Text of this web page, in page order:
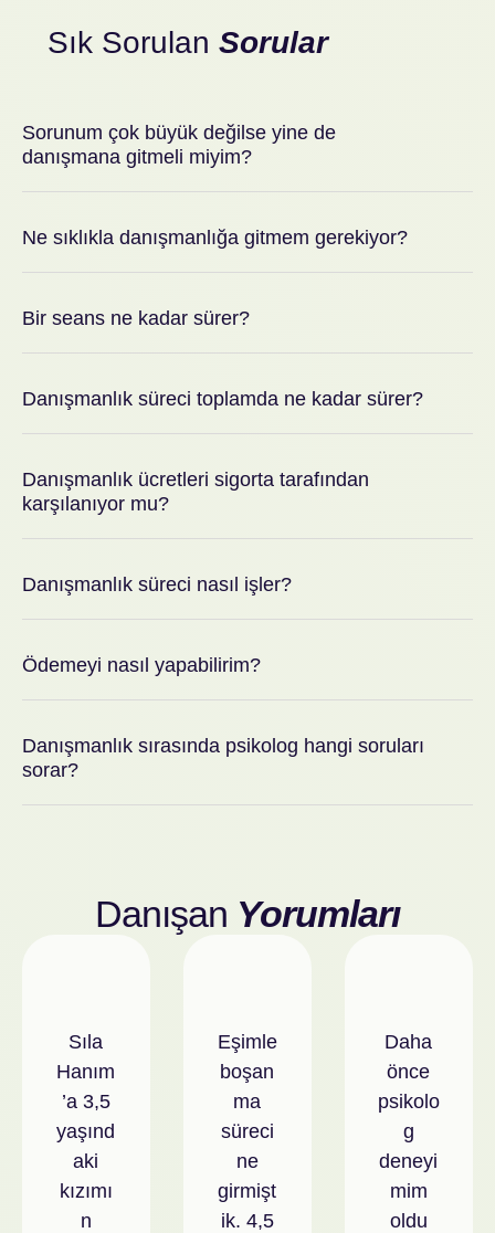
Sık Sorulan Sorular
Sorunum çok büyük değilse yine de
danışmana gitmeli miyim?
Ne sıklıkla danışmanlığa gitmem gerekiyor?
Bir seans ne kadar sürer?
Danışmanlık süreci toplamda ne kadar sürer?
Danışmanlık ücretleri sigorta tarafından
karşılanıyor mu?
Danışmanlık süreci nasıl işler?
Ödemeyi nasıl yapabilirim?
Danışmanlık sırasında psikolog hangi soruları
sorar?
Danışan Yorumları
Sıla
Hanım
’a 3,5
yaşınd
aki
kızımı
n
Eşimle
boşan
ma
süreci
ne
girmişt
ik. 4,5
Daha
önce
psikolo
g
deneyi
mim
oldu